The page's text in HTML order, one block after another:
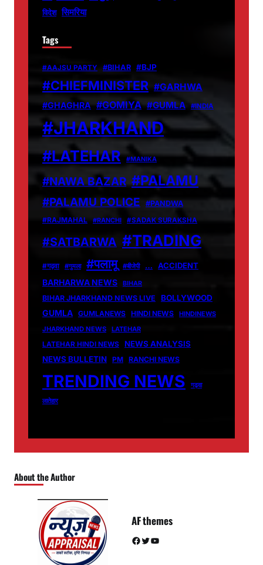
विदेश सिमरिया
Tags
#AAJSU PARTY #BIHAR #BJP
#CHIEFMINISTER #GARHWA
#GHAGHRA #GOMIYA #GUMLA #INDIA
#JHARKHAND
#LATEHAR #MANIKA
#NAWA BAZAR #PALAMU
#PALAMU POLICE
#PANDWA
#RAJMAHAL
#RANCHI #SADAK SURAKSHA
#SATBARWA #TRADING
#गढ़वा #गुमला #पलामू #बीजेपी … ACCIDENT
BARHARWA NEWS BIHAR
BIHAR JHARKHAND NEWS LIVE BOLLYWOOD
GUMLA GUMLANEWS HINDI NEWS
HINDINEWS
JHARKHAND NEWS
LATEHAR
LATEHAR HINDI NEWS
NEWS ANALYSIS
NEWS BULLETIN PM RANCHI NEWS
TRENDING NEWS
गढ़वा
लातेहार
About the Author
AF themes
Facebook Twitter YouTube